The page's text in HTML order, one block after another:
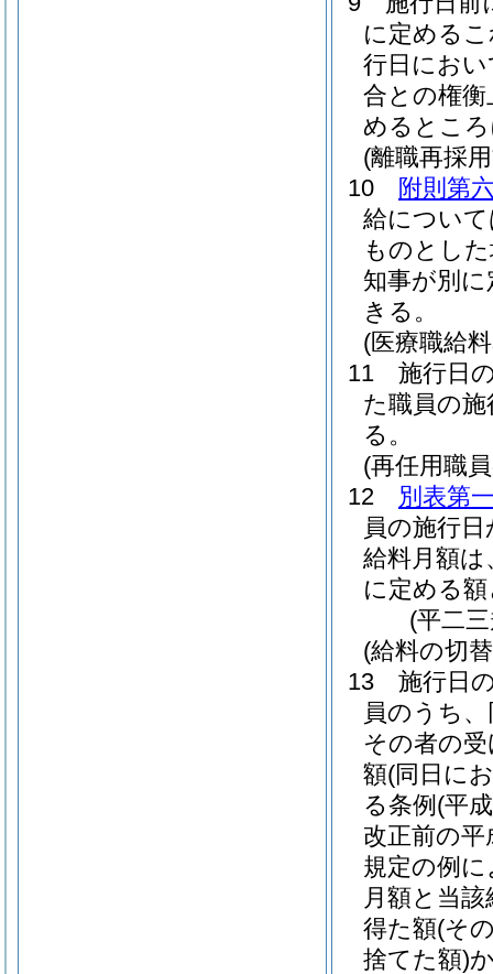
に定める
行日にお
合との権
めるとこ
(離職再採
10
附則第
給につい
ものとし
知事が別
きる。
(医療職給
11
施行日
た職員の
る。
(再任用職
12
別表第
員の施行
給料月額
に定める
(平二
(給料の切
13
施行日
員のうち
その者の
額(同日に
る条例 (平
改正前の
規定の例
月額と当
得た額(そ
捨てた額)